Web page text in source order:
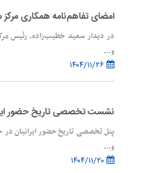
امضای تفاهم‌نامه همکاری
در دیدار سعید خطیب‌زاده، رئیس
و...
نشست تخصصی تاریخ حضور
پنل تخصصی تاریخ حضور ایرانیان
و...